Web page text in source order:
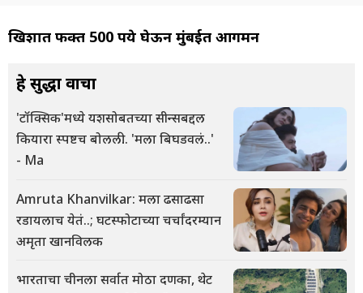
खिशात फक्त 500 रुपये घेऊन मुंबईत आगमन
हे सुद्धा वाचा
'टॉक्सिक'मध्ये यशसोबतच्या सीन्सबद्दल
कियारा स्पष्टच बोलली.. 'मला बिघडवलं..'
- Ma
Amruta Khanvilkar: मला ढसाढसा
रडायलाच येतं..; घटस्फोटाच्या चर्चांदरम्यान
अमृता खानविलक
भारताचा चीनला सर्वात मोठा दणका, थेट